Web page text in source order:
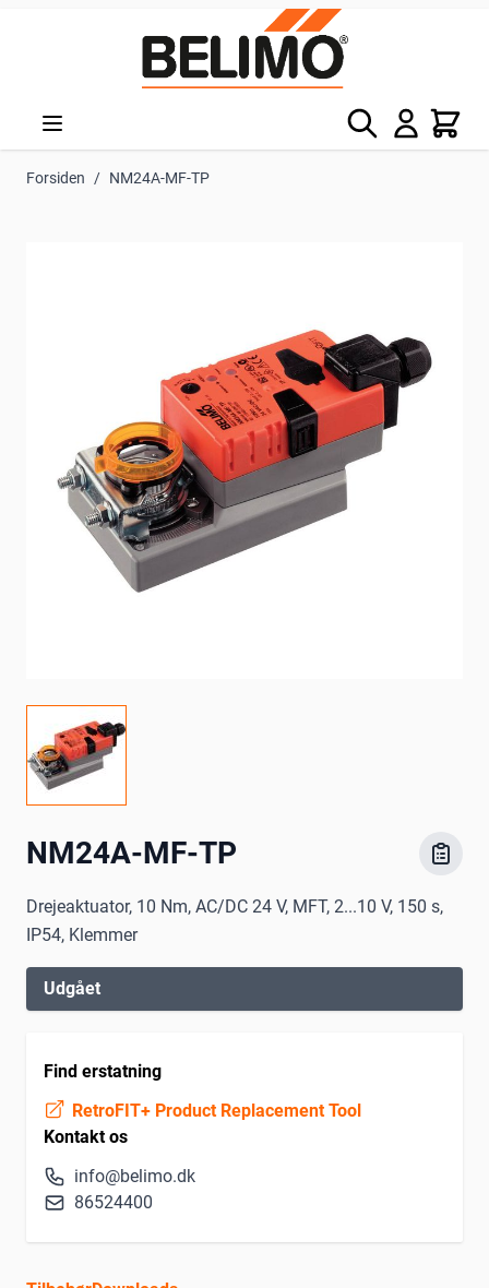
Søg Kurv
Forsiden / NM24A-MF-TP
NM24A-MF-TP
Drejeaktuator, 10 Nm, AC/DC 24 V, MFT, 2...10 V, 150 s,
IP54, Klemmer
Udgået
Find erstatning
RetroFIT+ Product Replacement Tool
Kontakt os
info@belimo.dk
86524400